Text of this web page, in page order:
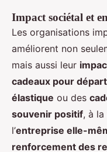
Impact sociétal et
Les organisations
améliorent non
mais aussi leur
cadeaux pour
élastique ou des
souvenir positif, à
l’entreprise elle-
renforcement des